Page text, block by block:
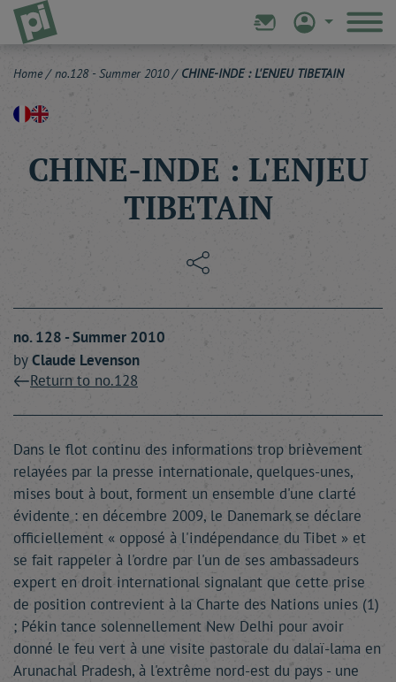
Home / no.128 - Summer 2010/ CHINE-INDE : L'ENJEU TIBETAIN
CHINE-INDE : L'ENJEU
TIBETAIN
no. 128 - Summer 2010
byClaude Levenson
Return to no.128
Dans le flot continu des informations trop brièvement
relayées par la presse internationale, quelques-unes,
mises bout à bout, forment un ensemble d'une clarté
évidente : en décembre 2009, le Danemark se déclare
officiellement « opposé à l'indépendance du Tibet » et
se fait rappeler à l'ordre par l'un de ses ambassadeurs
expert en droit international signalant que cette prise
de position contrevient à la Charte des Nations unies (1)
; Pékin tance solennellement New Delhi pour avoir
donné le feu vert à une visite pastorale du dalaï-lama en
Arunachal Pradesh, à l'extrême nord-est du pays - une